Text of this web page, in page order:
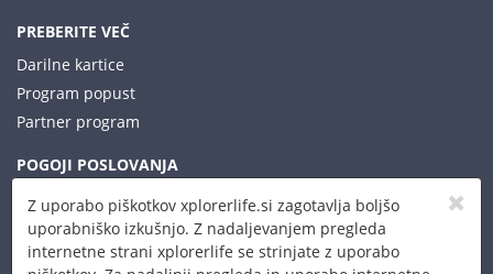
Z uporabo piškotkov xplorerlife.si zagotavlja boljšo
uporabniško izkušnjo. Z nadaljevanjem pregleda
internetne strani xplorerlife se strinjate z uporabo
PREBERITE VEČ
Darilne kartice
Program popust
Partner program
POGOJI POSLOVANJA
Pravilnik o zasebnosti
Pogoji prodaje